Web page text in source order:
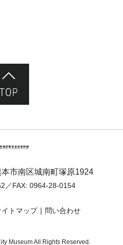
市南区城南町塚原1924
／FAX: 0964-28-0154
イトマップ 問い合わせ
Museum All Rights Reserved.